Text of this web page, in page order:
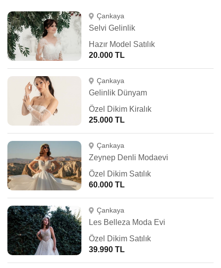
Çankaya
Selvi Gelinlik
Hazır Model Satılık
20.000 TL
Çankaya
Gelinlik Dünyam
Özel Dikim Kiralık
25.000 TL
Çankaya
Zeynep Denli Modaevi
Özel Dikim Satılık
60.000 TL
Çankaya
Les Belleza Moda Evi
Özel Dikim Satılık
39.990 TL